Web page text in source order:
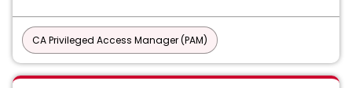
CA Privileged Access Manager (PAM)